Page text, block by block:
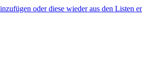
oder diese wieder aus den Listen